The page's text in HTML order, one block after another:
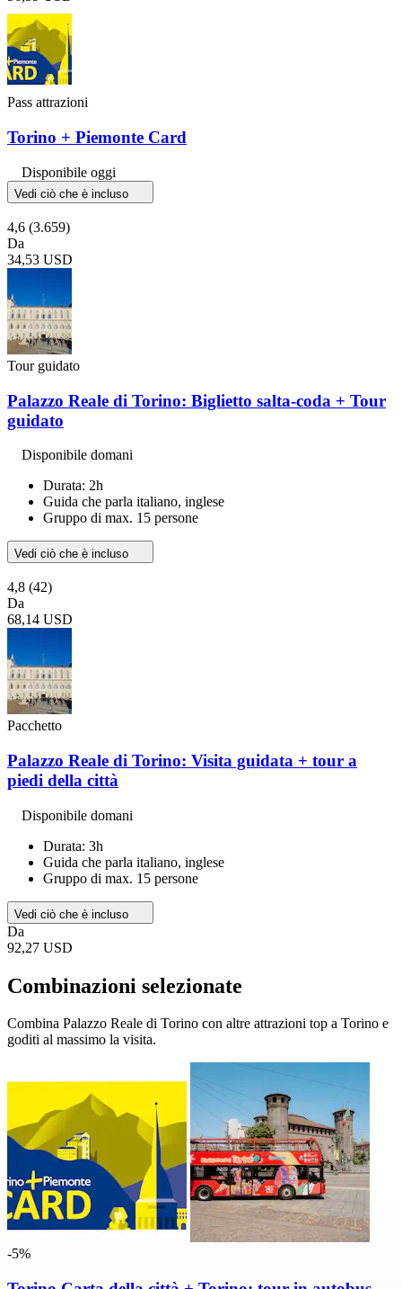
Pass attrazioni
Torino + Piemonte Card
Disponibile oggi
Vedi ciò che è incluso
4,6 (3.659)
Da
34,53 USD
Tour guidato
Palazzo Reale di Torino: Biglietto salta-coda + Tour
guidato
Disponibile domani
Durata: 2h
Guida che parla italiano, inglese
Gruppo di max. 15 persone
Vedi ciò che è incluso
4,8 (42)
Da
68,14 USD
Pacchetto
Palazzo Reale di Torino: Visita guidata + tour a
piedi della città
Disponibile domani
Durata: 3h
Guida che parla italiano, inglese
Gruppo di max. 15 persone
Vedi ciò che è incluso
Da
92,27 USD
Combinazioni selezionate
Combina Palazzo Reale di Torino con altre attrazioni top a Torino e
goditi al massimo la visita.
-5%